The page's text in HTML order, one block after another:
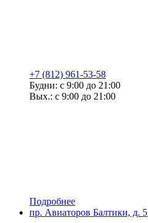
+7 (812) 961-53-58
Будни: с 9:00 до 21:00
Вых.: с 9:00 до 21:00
Подробнее
пр. Авиаторов Балтики, д. 5